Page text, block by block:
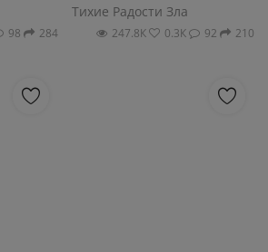
98 284
Тихие Радости Зла
247.8К 0.3К 92 210